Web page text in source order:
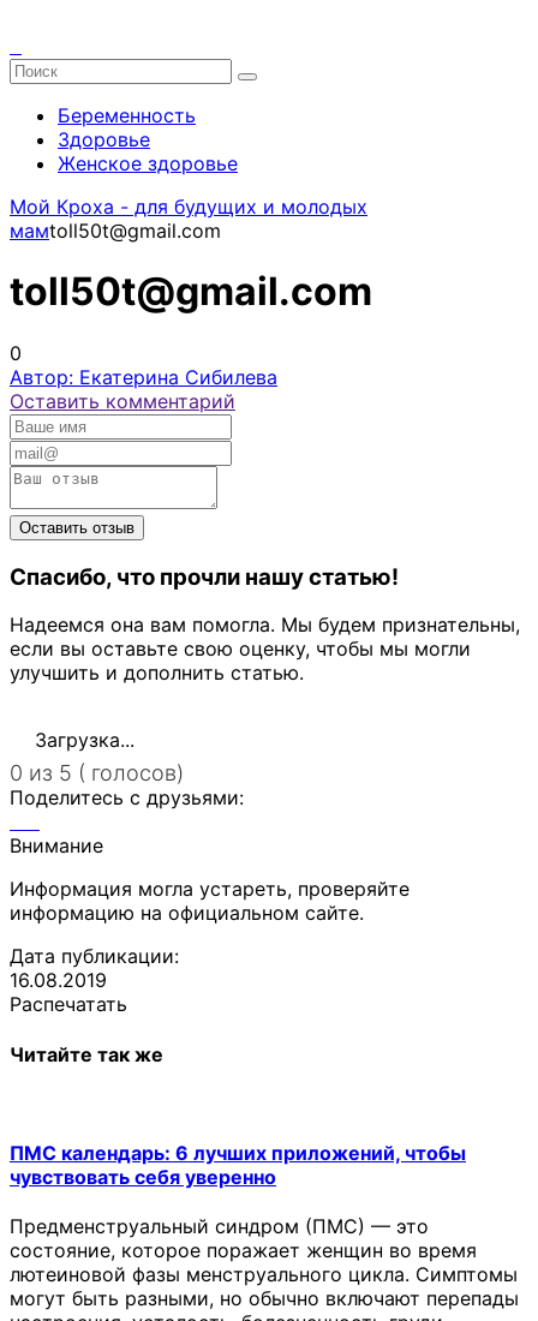
Беременность
Здоровье
Женское здоровье
Мой Кроха - для будущих и молодых
мамtoll50t@gmail.com
toll50t@gmail.com
0
Автор: Екатерина Сибилева
Оставить комментарий
Спасибо, что прочли нашу статью!
Надеемся она вам помогла. Мы будем признательны,
если вы оставьте свою оценку, чтобы мы могли
улучшить и дополнить статью.
Загрузка...
0 из 5 ( голосов)
Поделитесь с друзьями:
Внимание
Информация могла устареть, проверяйте
информацию на официальном сайте.
Дата публикации:
16.08.2019
Распечатать
Читайте так же
ПМС календарь: 6 лучших приложений, чтобы
чувствовать себя уверенно
Предменструальный синдром (ПМС) — это
состояние, которое поражает женщин во время
лютеиновой фазы менструального цикла. Симптомы
могут быть разными, но обычно включают перепады